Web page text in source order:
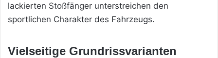
lackierten Stoßfänger unterstreichen den
sportlichen Charakter des Fahrzeugs.
Vielseitige Grundrissvarianten